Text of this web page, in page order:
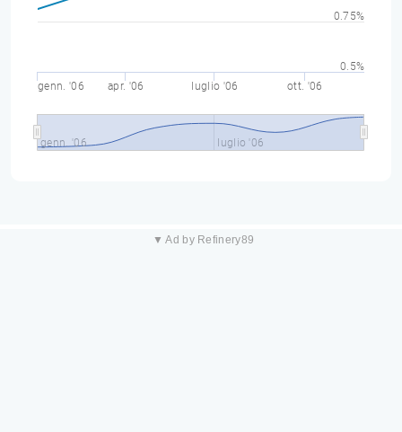
genn. '06 apr. '06 luglio '06 ott. '06
genn. '06 luglio '06
0.5%
0.75%
▼ Ad by Refinery89